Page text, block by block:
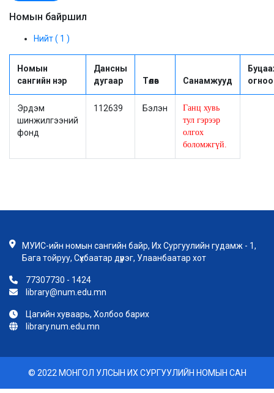
Номын байршил
Нийт ( 1 )
Номын
сангийн нэр
Дансны
дугаар
Төлөв Санамжууд
огноо
Эрдэм
шинжилгээний
фонд
112639 Бэлэн
Ганц хувь
тул гэрээр
олгох
боломжгүй.
МУИС-ийн номын сангийн байр, Их Сургуулийн гудамж - 1,
Бага тойруу, Сүхбаатар дүүрэг, Улаанбаатар хот
77307730 - 1424
library@num.edu.mn
Цагийн хуваарь, Холбоо барих
library.num.edu.mn
© 2022 МОНГОЛ УЛСЫН ИХ СУРГУУЛИЙН НОМЫН САН